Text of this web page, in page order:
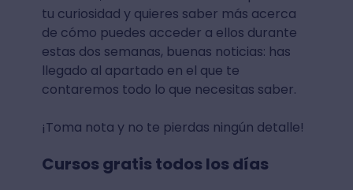
tu curiosidad y quieres saber más acerca
de cómo puedes acceder a ellos durante
estas dos semanas, buenas noticias: has
llegado al apartado en el que te
contaremos todo lo que necesitas saber.
¡Toma nota y no te pierdas ningún detalle!
Cursos gratis todos los días